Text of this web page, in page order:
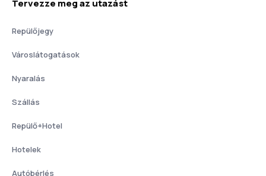
Tervezze meg az utazást
Repülőjegy
Városlátogatások
Nyaralás
Szállás
Repülő+Hotel
Hotelek
Autóbérlés